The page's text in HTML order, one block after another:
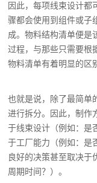
因此，每项线束设计都
骤都会使用到组件或子
成。物料结构清单便是
过程，与那些只需要根
物料清单有着明显的区
也就是说，除了最简单
进行拆分。因此，制作
于线束设计（例如：是
于工厂能力（例如：是
良好的决策甚至取决于
周期时间？）。